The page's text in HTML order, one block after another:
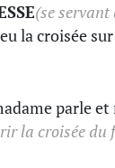
(se
la croisée
parle
la croisée du